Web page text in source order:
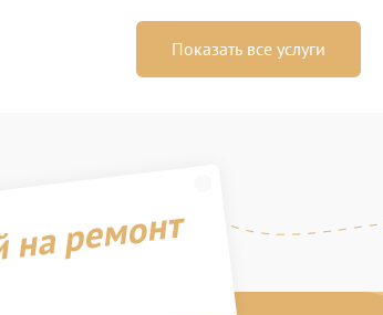
Показать все услуги
ремонт